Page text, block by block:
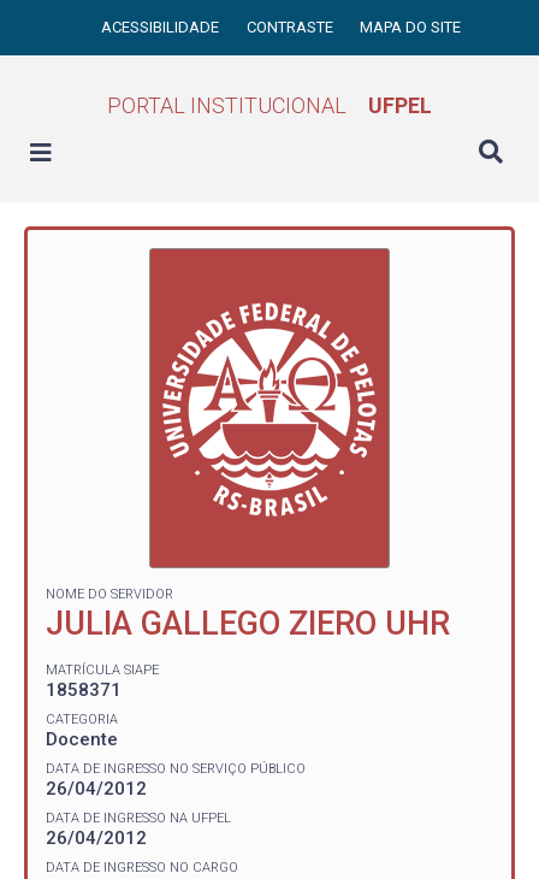
ACESSIBILIDADE CONTRASTE MAPA DO SITE
PORTAL INSTITUCIONAL UFPEL
NOME DO SERVIDOR
JULIA GALLEGO ZIERO UHR
MATRÍCULA SIAPE
1858371
CATEGORIA
Docente
DATA DE INGRESSO NO SERVIÇO PÚBLICO
26/04/2012
DATA DE INGRESSO NA UFPEL
26/04/2012
DATA DE INGRESSO NO CARGO